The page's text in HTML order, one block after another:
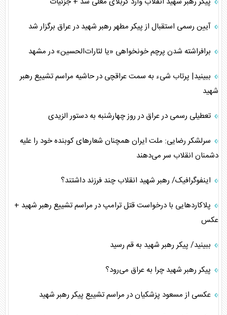
آیین رسمی استقبال از پیکر مطهر رهبر شهید در عراق برگزار شد
برافراشته شدن پرچم خونخواهی «یا لثارات‌الحسین» در مشهد
ببینید| پرتاب شیء به سمت عراقچی در حاشیه مراسم تشییع رهبر
شهید
تعطیلی رسمی در عراق در روز چهارشنبه به دستور الزیدی
سرلشکر رضایی: ملت ایران همچنان شعار‌های کوبنده خود را علیه
دشمنان انقلاب سر می‌دهند
اینفوگرافیک/ رهبر شهید انقلاب چند فرزند داشتند؟
پلاکارد‌هایی با درخواست قتل ترامپ در مراسم تشییع رهبر شهید +
عکس
ببینید/ پیکر رهبر شهید به قم رسید
پیکر رهبر شهید چرا به عراق می‌رود؟
عکسی از مسعود پزشکیان در مراسم تشییع پیکر رهبر شهید